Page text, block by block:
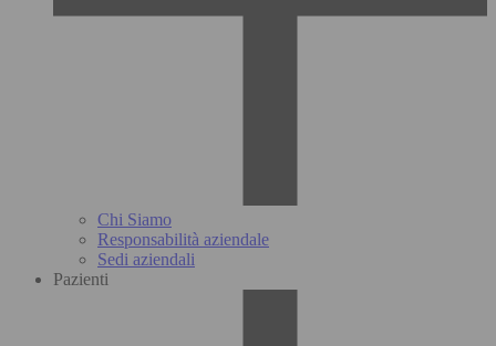
Chi Siamo
Responsabilità aziendale
Sedi aziendali
Pazienti